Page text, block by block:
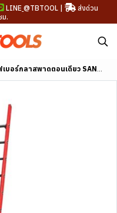
LINE @TBTOOL |
ส่งด่วน
ม.
กลาสพาดตอนเดียว SANKI รุ่น LD-FBS (10-14 ฟุต)